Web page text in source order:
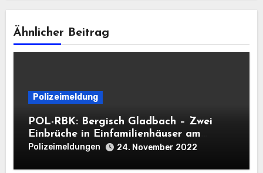
Ähnlicher Beitrag
Polizeimeldung
POL-RBK: Bergisch Gladbach – Zwei
Einbrüche in Einfamilienhäuser am
Mittwoch
Polizeimeldungen 24. November 2022